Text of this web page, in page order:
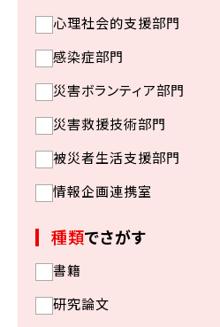
心理社会的支援部門
感染症部門
災害ボランティア部門
災害救援技術部門
被災者生活支援部門
情報企画連携室
種類でさがす
書籍
研究論文